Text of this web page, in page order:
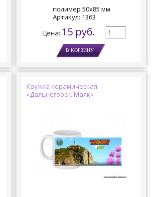
полимер 50х85 мм
Артикул: 1363
Цена: 15 руб.
Кружка керамическая
«Дальнегорск. Маяк»